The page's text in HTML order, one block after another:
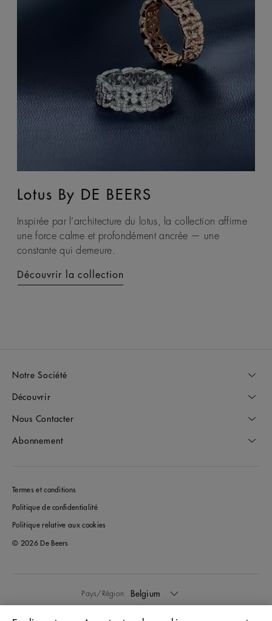
Lotus By DE BEERS
Inspirée par l’architecture du lotus, la collection affirme
une force calme et profondément ancrée — une
constante qui demeure.
Découvrir la collection
Talisman
La collection Talisman exprime le pouvoir envoûtant de
la terre à travers le dialogue sensoriel entre le brut et le
poli, créant un emblème contemporain de protection et
Notre Société
Découvrir
Nous Contacter
Abonnement
Termes et conditions
Politique de confidentialité
Politique relative aux cookies
© 2026 De Beers
Pays/Région: Belgium